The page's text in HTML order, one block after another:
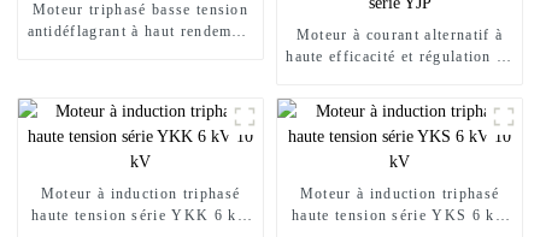
Moteur triphasé basse tension
antidéflagrant à haut rendement
Moteur à courant alternatif à
haute efficacité et régulation de
Moteur à induction triphasé
haute tension série YKK 6 kV
Moteur à induction triphasé
haute tension série YKS 6 kV